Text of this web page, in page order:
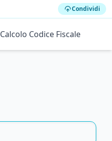
Condividi
Calcolo Codice Fiscale